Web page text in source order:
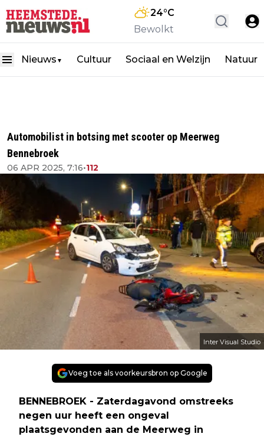
24°C
Bewolkt
Nieuws ▼ Cultuur Sociaal en Welzijn Natuur
Automobilist in botsing met scooter op Meerweg
Bennebroek
06 APR 2025, 7:16•112
Inter Visual Studio
Voeg toe als voorkeursbron op Google
BENNEBROEK - Zaterdagavond omstreeks
negen uur heeft een ongeval
plaatsgevonden aan de Meerweg in